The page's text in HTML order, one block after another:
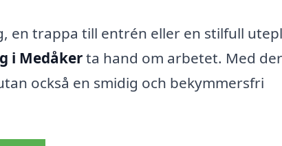
en trappa till entrén eller en stilfull
i Medåkerta hand om arbetet. Med
också en smidig och bekymmersfri